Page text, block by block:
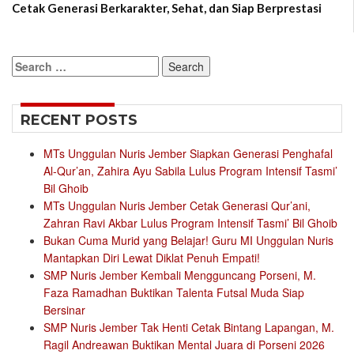
Cetak Generasi Berkarakter, Sehat, dan Siap Berprestasi
Search
for:
RECENT POSTS
MTs Unggulan Nuris Jember Siapkan Generasi Penghafal
Al-Qur’an, Zahira Ayu Sabila Lulus Program Intensif Tasmi’
Bil Ghoib
MTs Unggulan Nuris Jember Cetak Generasi Qur’ani,
Zahran Ravi Akbar Lulus Program Intensif Tasmi’ Bil Ghoib
Bukan Cuma Murid yang Belajar! Guru MI Unggulan Nuris
Mantapkan Diri Lewat Diklat Penuh Empati!
SMP Nuris Jember Kembali Mengguncang Porseni, M.
Faza Ramadhan Buktikan Talenta Futsal Muda Siap
Bersinar
SMP Nuris Jember Tak Henti Cetak Bintang Lapangan, M.
Ragil Andreawan Buktikan Mental Juara di Porseni 2026